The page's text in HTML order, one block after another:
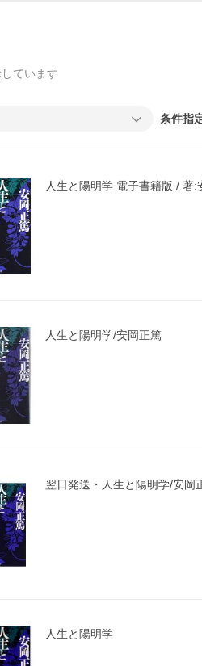
ています
条件指
人生と陽明学 電子書籍版 / 著:
人生と陽明学/安岡正篤
翌日発送・人生と陽明学/安岡
人生と陽明学